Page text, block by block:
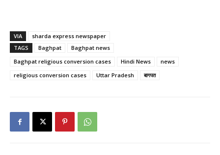
VIA
sharda express newspaper
TAGS
Baghpat
Baghpat news
Baghpat religious conversion cases
Hindi News
news
religious conversion cases
Uttar Pradesh बागपत